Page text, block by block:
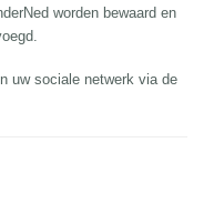
worden bewaard en
uw sociale netwerk via de